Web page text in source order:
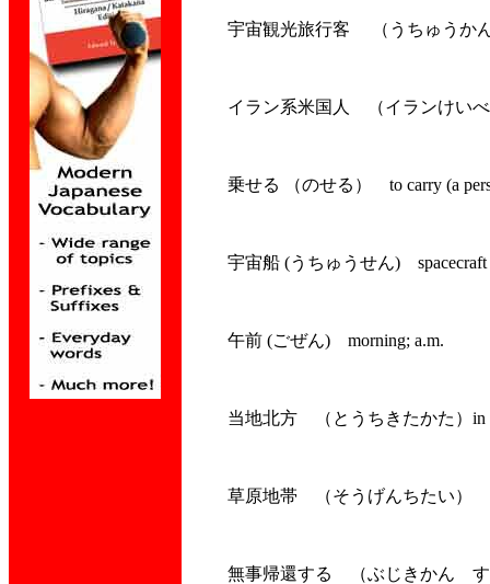
宇宙観光旅行客 （うちゅうか
イラン系米国人 （イランけい
乗せる （のせる） to carry (a
宇宙船 (うちゅうせん) spacecraft
午前 (ごぜん) morning; a.m.
当地北方 （とうちきたかた） in
草原地帯 （そうげんちたい）
無事帰還する （ぶじきかん